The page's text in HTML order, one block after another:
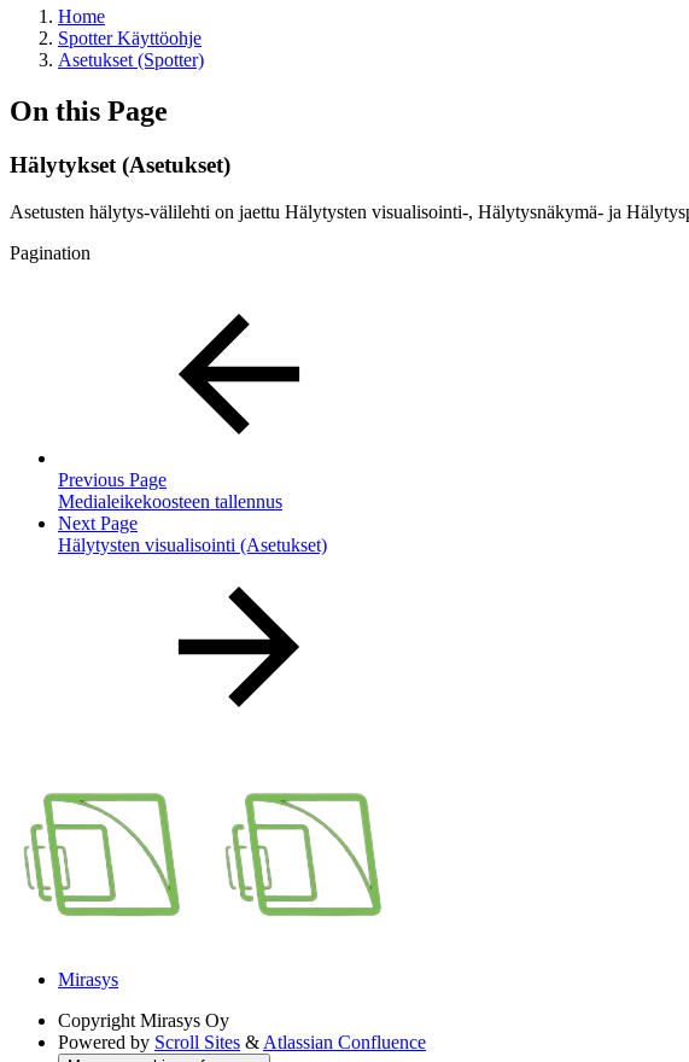
Home
Spotter Käyttöohje
Asetukset (Spotter)
On this Page
Hälytykset (Asetukset)
Asetusten hälytys-välilehti on jaettu Hälytysten visualisointi-, Hälytysnäkymä- ja
Pagination
Previous Page
Medialeikekoosteen tallennus
Next Page
Hälytysten visualisointi (Asetukset)
Mirasys
Copyright Mirasys Oy
Powered by Scroll Sites & Atlassian Confluence